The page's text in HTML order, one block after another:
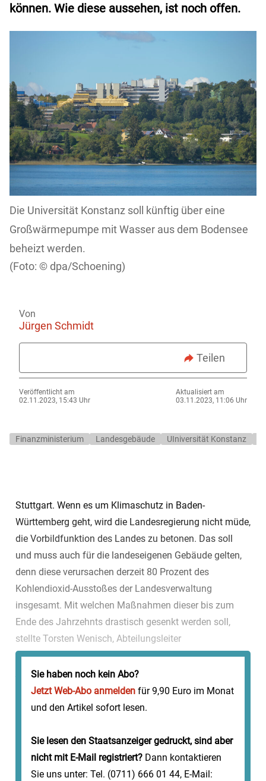
können. Wie diese aussehen, ist noch offen.
Die Universität Konstanz soll künftig über eine
Großwärmepumpe mit Wasser aus dem Bodensee
beheizt werden.
dpa/Schoening)
Von
Jürgen Schmidt
Teilen
Veröffentlicht am
02.11.2023, 15:43 Uhr
Aktualisiert am
03.11.2023, 11:06 Uhr
Finanzministerium Landesgebäude UIniversität Konstanz
Stuttgart. Wenn es um Klimaschutz in Baden-
Württemberg geht, wird die Landesregierung nicht müde,
die Vorbildfunktion des Landes zu betonen. Das soll
und muss auch für die landeseigenen Gebäude gelten,
denn diese verursachen derzeit 80 Prozent des
Kohlendioxid-Ausstoßes der Landesverwaltung
insgesamt. Mit welchen Maßnahmen dieser bis zum
Ende des Jahrzehnts drastisch gesenkt werden soll,
stellte Torsten Wenisch, Abteilungsleiter
Ingenieurtechnik in der Hochbauverwaltung des Landes
jetzt be...
Sie haben noch kein Abo?
Jetzt Web-Abo anmelden für 9,90 Euro im Monat
und den Artikel sofort lesen.
Sie lesen den Staatsanzeiger gedruckt, sind aber
nicht mit E-Mail registriert? Dann kontaktieren
Sie uns unter: Tel. (0711) 666 01 44, E-Mail: